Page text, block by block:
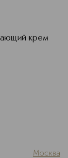
крем
Москва